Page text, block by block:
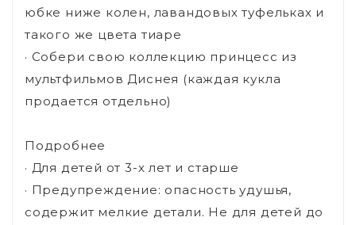
юбке ниже колен, лавандовых туфельках и
такого же цвета тиаре
· Собери свою коллекцию принцесс из
мультфильмов Диснея (каждая кукла
продается отдельно)
Подробнее
· Для детей от 3-х лет и старше
· Предупреждение: опасность удушья,
содержит мелкие детали. Не для детей до